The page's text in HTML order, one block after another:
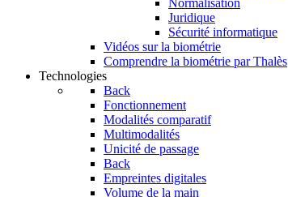
Normalisation
Juridique
Sécurité informatique
Vidéos sur la biométrie
Comprendre la biométrie par Thalès
Technologies
Back
Fonctionnement
Modalités comparatif
Multimodalités
Unicité de passage
Back
Empreintes digitales
Volume de la main